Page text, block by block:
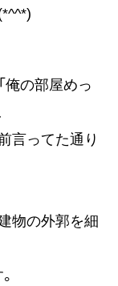
俺の部屋めっ
言ってた通り
物の外郭を細